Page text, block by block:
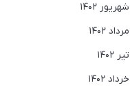
شهریور 1402
مرداد 1402
تير 1402
خرداد 1402